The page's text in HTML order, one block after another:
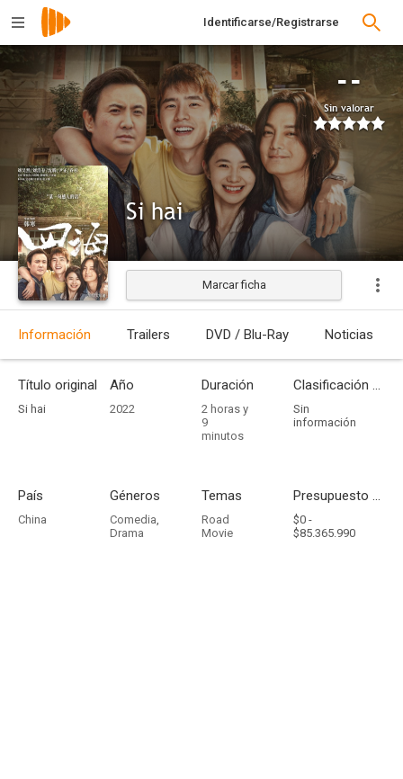
Identificarse/Registrarse
--
Sin valorar
Si hai
Estrenada
Marcar ficha
Información Trailers DVD / Blu-Ray Noticias
Título original
Si hai
Año
2022
Duración
2 horas y
9
minutos
Clasificación por edades
Sin
información
País
China
Géneros
Comedia,
Drama
Temas
Road
Movie
Presupuesto - Ingresos
$0 -
$85.365.990